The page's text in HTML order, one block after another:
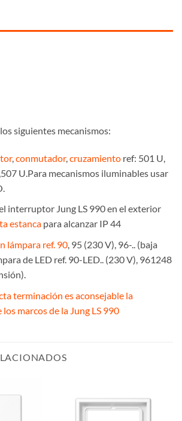
siguientes mecanismos:
,conmutador,cruzamientoref: 501 U,
U.Para mecanismos iluminables usar
interruptor Jung LS 990 en el exterior
estancapara alcanzar IP 44
lámpara ref. 90, 95 (230 V), 96-.. (baja
de LED ref. 90-LED.. (230 V), 961248
terminación es aconsejable la
marcos de la Jung LS 990